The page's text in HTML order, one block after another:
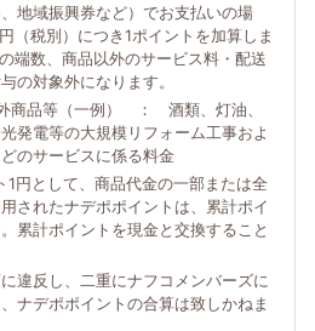
地域振興券など）でお支払いの場
（税別）につき1ポイントを加算しま
端数、商品以外のサービス料・配送
の対象外になります。
商品等（一例） ： 酒類、灯油、
発電等の大規模リフォーム工事およ
のサービスに係る料金
1円として、商品代金の一部または全
されたナデポポイントは、累計ポイ
累計ポイントを現金と交換すること
違反し、二重にナフコメンバーズに
ナデポポイントの合算は致しかねま